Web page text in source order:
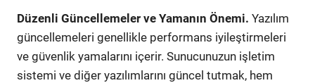
Düzenli Güncellemeler ve Yamanın Önemi. Yazılım
güncellemeleri genellikle performans iyileştirmeleri
ve güvenlik yamalarını içerir. Sunucunuzun işletim
sistemi ve diğer yazılımlarını güncel tutmak, hem